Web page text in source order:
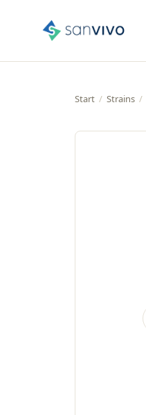
Start / Strains /